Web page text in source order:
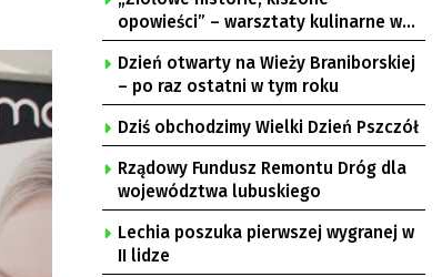
opowieści” – warsztaty kulinarne w
Krępie
Dzień otwarty na Wieży Braniborskiej
– po raz ostatni w tym roku
Dziś obchodzimy Wielki Dzień Pszczół
Rządowy Fundusz Remontu Dróg dla
województwa lubuskiego
Lechia poszuka pierwszej wygranej w
II lidze